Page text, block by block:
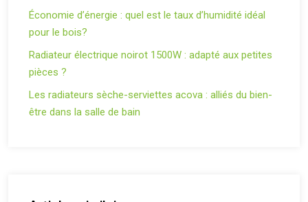
Économie d’énergie : quel est le taux d’humidité idéal
pour le bois?
Radiateur électrique noirot 1500W : adapté aux petites
pièces ?
Les radiateurs sèche-serviettes acova : alliés du bien-
être dans la salle de bain